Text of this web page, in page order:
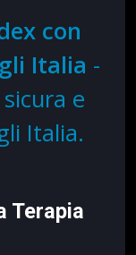
con
Italia -
e
Italia.
Terapia